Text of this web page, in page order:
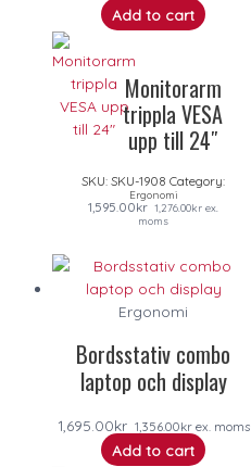
Add to cart
Monitorarm
trippla VESA
upp till 24″
SKU: SKU-1908 Category:
Ergonomi
1,595.00kr 1,276.00kr ex.
moms
Ergonomi
Bordsstativ combo
laptop och display
1,695.00kr 1,356.00krex. moms
Add to cart